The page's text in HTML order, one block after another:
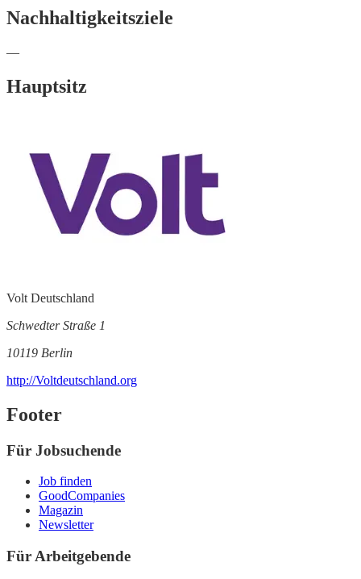
Nachhaltigkeitsziele
—
Hauptsitz
Volt Deutschland
Schwedter Straße 1
10119 Berlin
http://Voltdeutschland.org
Footer
Für Jobsuchende
Job finden
GoodCompanies
Magazin
Newsletter
Für Arbeitgebende